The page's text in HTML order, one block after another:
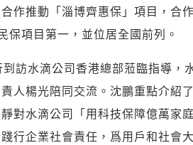
作推動「淄博齊惠保」項目，合
項目第一，並位居全國前列。
訪水滴公司香港總部蒞臨指導，
人楊光陪同交流。沈鵬重點介紹
對水滴公司「用科技保障億萬家
行企業社會責任，爲用戶和社會